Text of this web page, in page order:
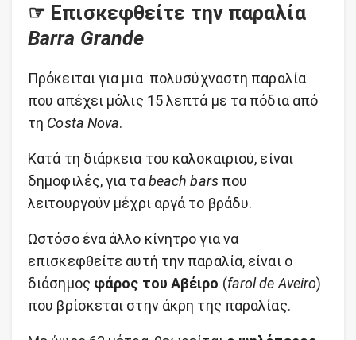
☞ Επισκεφθείτε την παραλία
Barra Grande
Πρόκειται για μια πολυσύχναστη παραλία
που απέχει μόλις 15 λεπτά με τα πόδια από
τη Costa Nova.
Κατά τη διάρκεια του καλοκαιριού, είναι
δημοφιλές, για ταbeach barsπου
λειτουργούν μέχρι αργά το βράδυ.
Ωστόσο ένα άλλο κίνητρο για να
επισκεφθείτε αυτή την παραλία, είναι ο
διάσημος φάρος του Αβέιρο (farol de Aveiro)
που βρίσκεται στην άκρη της παραλίας.